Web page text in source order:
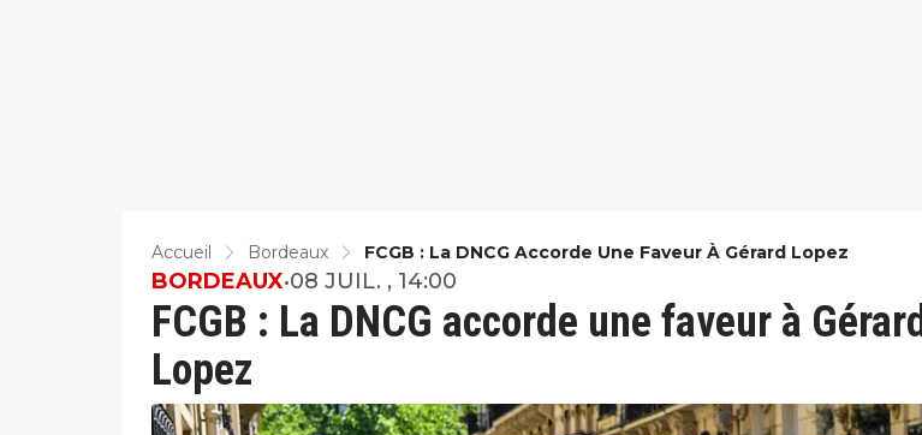
Accueil Bordeaux FCGB : La DNCG Accorde Une Faveur À Gérard Lopez
FCGB : La DNCG accorde une faveur à Gérard
Lopez
BORDEAUX•08 JUIL. , 14:00